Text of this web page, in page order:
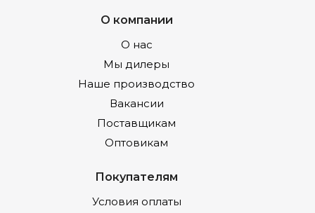
О компании
О нас
Мы дилеры
Наше производство
Вакансии
Поставщикам
Оптовикам
Покупателям
Условия оплаты